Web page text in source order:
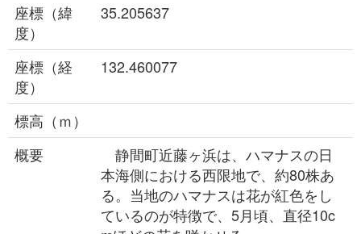
座標（緯
度）
35.205637
座標（経
度）
132.460077
標高（ｍ）
概要
静間町近藤ヶ浜は、ハマナスの日
本海側における西限地で、約80株あ
る。当地のハマナスは花が紅色をし
ているのが特徴で、5月頃、直径10c